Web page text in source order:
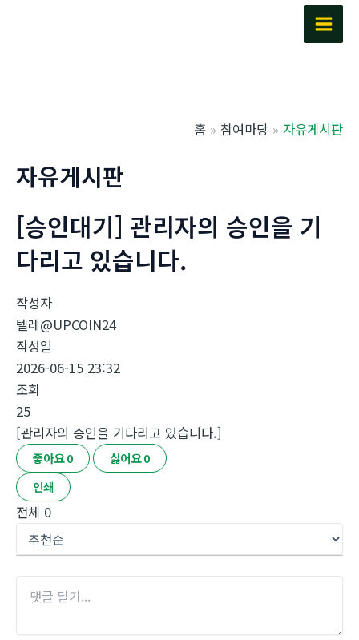
Main
홈 참여마당 자유게시판
자유게시판
[승인대기] 관리자의 승인을 기
다리고 있습니다.
작성자
텔레@UPCOIN24
작성일
2026-06-15 23:32
조회
25
[관리자의 승인을 기다리고 있습니다.]
좋아요0 싫어요0
인쇄
전체 0